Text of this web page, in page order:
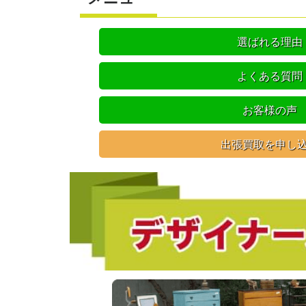
選ばれる理由
よくある質問
お客様の声
出張買取を申し